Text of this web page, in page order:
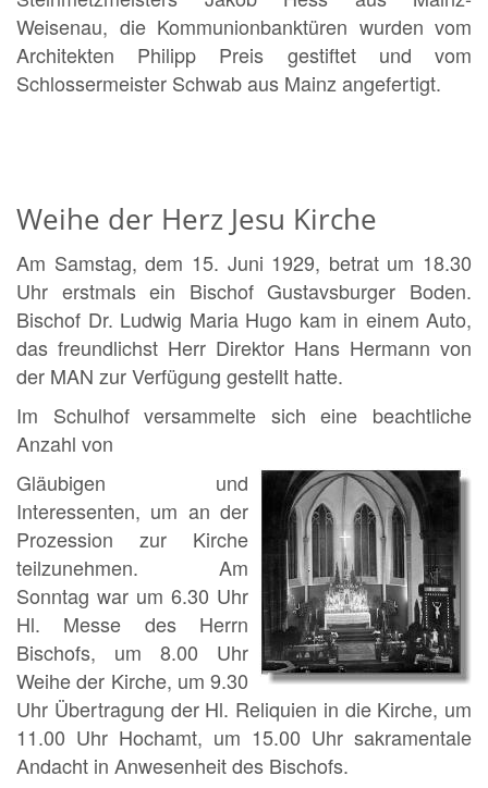
Weisenau, die Kommunionbanktüren wurden vom
Architekten Philipp Preis gestiftet und vom
Schlossermeister Schwab aus Mainz angefertigt.
Weihe der Herz Jesu Kirche
Am Samstag, dem 15. Juni 1929, betrat um 18.30
Uhr erstmals ein Bischof Gustavsburger Boden.
Bischof Dr. Ludwig Maria Hugo kam in einem Auto,
das freundlichst Herr Direktor Hans Hermann von
der MAN zur Verfügung gestellt hatte.
Im Schulhof versammelte sich eine beachtliche
Anzahl von
Gläubigen und
Interessenten, um an der
Prozession zur Kirche
teilzunehmen. Am
Sonntag war um 6.30 Uhr
Hl. Messe des Herrn
Bischofs, um 8.00 Uhr
Weihe der Kirche, um 9.30
Uhr Übertragung der Hl. Reliquien in die Kirche, um
11.00 Uhr Hochamt, um 15.00 Uhr sakramentale
Andacht in Anwesenheit des Bischofs.